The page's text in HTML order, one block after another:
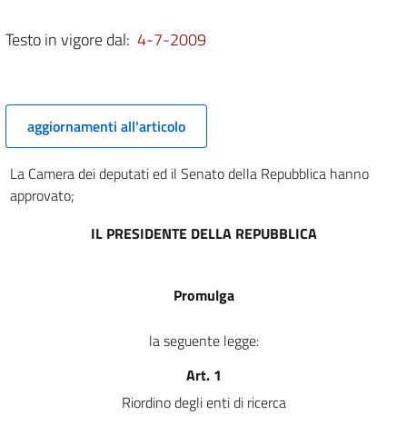
Testo in vigore dal: 4-7-2009
aggiornamenti all'articolo
La Camera dei deputati ed il Senato della Repubblica hanno
approvato;
IL PRESIDENTE DELLA REPUBBLICA
Promulga
la seguente legge:
Art. 1
Riordino degli enti di ricerca